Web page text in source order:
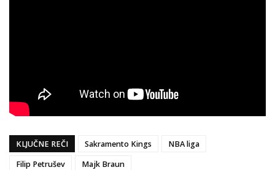
KLJUČNE REČI Sakramento Kings
NBA liga
Filip Petrušev
Majk Braun